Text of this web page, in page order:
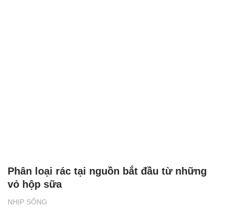
NHỊP SỐNG
Phân loại rác tại nguồn bắt đầu từ những
vỏ hộp sữa